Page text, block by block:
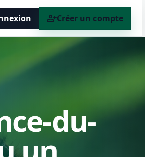
person_addCréer un compte
du-